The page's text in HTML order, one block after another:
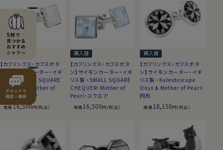
【カフリンクス・カフスボタ
ン】サイモンカーター・イギ
リス製 ・SMALL SQUARE
CHEQUER・Mother of
Pearl・スクエア
価格16,500円(税込)
【カフリンクス・カフスボタ
ン】サイモンカーター・イギ
リス製 ・SMALL SQUARE
CHEQUER・Mother of
Pearl・スクエア
価格16,500円(税込)
【カフリンクス・カフスボタ
ン】サイモンカーター・イギ
リス製 ・Kaleidoscope
Onyx & Mother of Pearl・
円形
価格18,150円(税込)